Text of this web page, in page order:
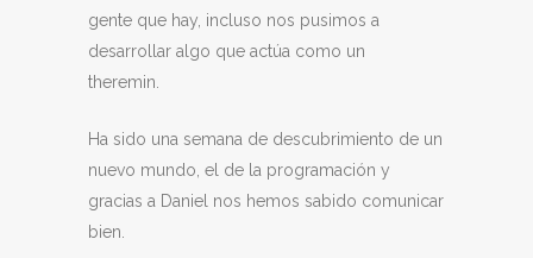
gente que hay, incluso nos pusimos a
desarrollar algo que actúa como un
theremin.
Ha sido una semana de descubrimiento de un
nuevo mundo, el de la programación y
gracias a Daniel nos hemos sabido comunicar
bien.